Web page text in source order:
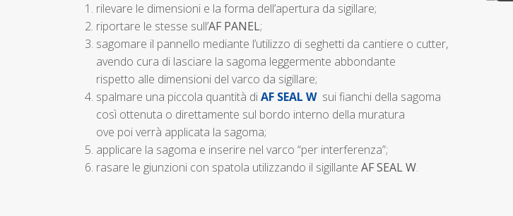
1. rilevare le dimensioni e la forma dell’apertura da sigillare;
2. riportare le stesse sull’AF PANEL;
3. sagomare il pannello mediante l’utilizzo di seghetti da cantiere o cutter,
avendo cura di lasciare la sagoma leggermente abbondante
rispetto alle dimensioni del varco da sigillare;
4. spalmare una piccola quantità diAF SEAL W sui fianchi della sagoma
così ottenuta o direttamente sul bordo interno della muratura
ove poi verrà applicata la sagoma;
5. applicare la sagoma e inserire nel varco “per interferenza”;
6. rasare le giunzioni con spatola utilizzando il sigillante AF SEAL W.